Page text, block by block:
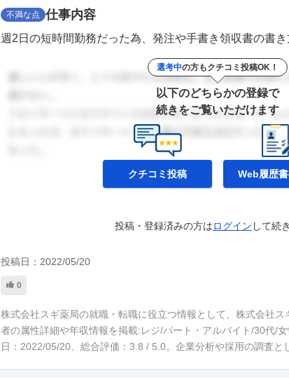
不満な点 仕事内容
週2日の短時間勤務だった為、発注や手書き領収書の書
選考中の方もクチコミ投稿OK！
以下のどちらかの登録で
続きをご覧いただけます
クチコミ投稿 Web履歴
投稿・登録済みの方はログイン して続
投稿日： 2022/05/20
0
株式会社スギ薬局の就職・転職に役立つ情報として、株式会社
者の属性詳細や年収情報を掲載:レジ/パート・アルバイト/30代/
日：2022/05/20、総合評価：3.8 / 5.0。企業分析や採用の調査と